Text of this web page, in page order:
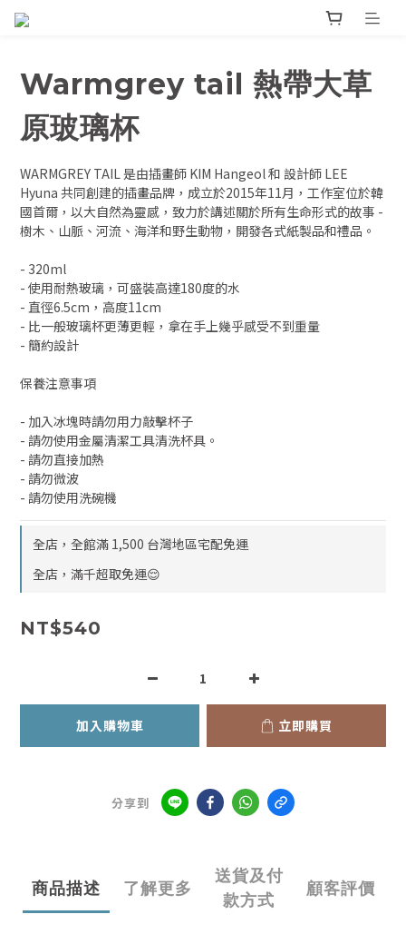
Warmgrey tail 熱帶大草
原玻璃杯
WARMGREY TAIL 是由插畫師 KIM Hangeol 和 設計師 LEE
Hyuna 共同創建的插畫品牌，成立於2015年11月，工作室位於韓
國首爾，以大自然為靈感，致力於講述關於所有生命形式的故事 -
樹木、山脈、河流、海洋和野生動物，開發各式紙製品和禮品。
- 320ml
- 使用耐熱玻璃，可盛裝高達180度的水
- 直徑6.5cm，高度11cm
- 比一般玻璃杯更薄更輕，拿在手上幾乎感受不到重量
- 簡約設計
保養注意事項
- 加入冰塊時請勿用力敲擊杯子
- 請勿使用金屬清潔工具清洗杯具。
- 請勿直接加熱
- 請勿微波
- 請勿使用洗碗機
全店，全館滿 1,500 台灣地區宅配免運
全店，滿千超取免運😌
NT$540
加入購物車 立即購買
分享到
商品描述 了解更多
送貨及付
款方式
顧客評價